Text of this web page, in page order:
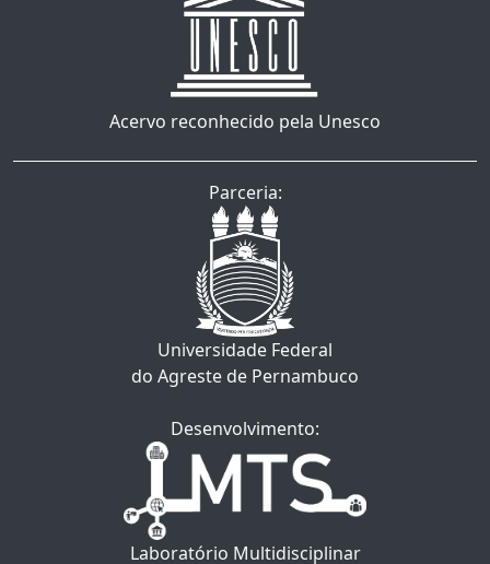
Acervo reconhecido pela Unesco
Parceria:
Universidade Federal
do Agreste de Pernambuco
Desenvolvimento:
Laboratório Multidisciplinar